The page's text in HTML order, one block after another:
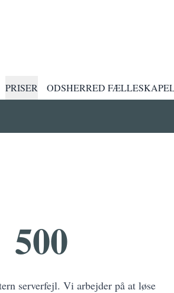
PRISER ODSHERRED
500
serverfejl. Vi arbejder på at løse